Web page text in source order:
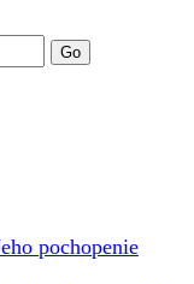
pochopenie